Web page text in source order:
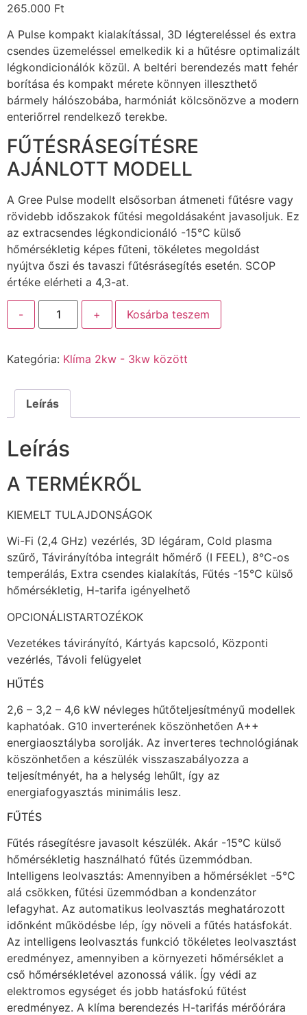
265.000 Ft
A Pulse kompakt kialakítással, 3D légtereléssel és extra
csendes üzemeléssel emelkedik ki a hűtésre optimalizált
légkondicionálók közül. A beltéri berendezés matt fehér
borítása és kompakt mérete könnyen illeszthető
bármely hálószobába, harmóniát kölcsönözve a modern
enteriőrrel rendelkező terekbe.
FŰTÉSRÁSEGÍTÉSRE
AJÁNLOTT MODELL
A Gree Pulse modellt elsősorban átmeneti fűtésre vagy
rövidebb időszakok fűtési megoldásaként javasoljuk. Ez
az extracsendes légkondicionáló -15°C külső
hőmérsékletig képes fűteni, tökéletes megoldást
nyújtva őszi és tavaszi fűtésrásegítés esetén. SCOP
értéke elérheti a 4,3-at.
- + Kosárba teszem
Kategória: Klíma 2kw - 3kw között
Leírás
Leírás
A TERMÉKRŐL
KIEMELT TULAJDONSÁGOK
Wi-Fi (2,4 GHz) vezérlés, 3D légáram, Cold plasma
szűrő, Távirányítóba integrált hőmérő (I FEEL), 8°C-os
temperálás, Extra csendes kialakítás, Fűtés -15°C külső
hőmérsékletig, H-tarifa igényelhető
OPCIONÁLISTARTOZÉKOK
Vezetékes távirányító, Kártyás kapcsoló, Központi
vezérlés, Távoli felügyelet
HŰTÉS
2,6 – 3,2 – 4,6 kW névleges hűtőteljesítményű modellek
kaphatóak. G10 inverterének köszönhetően A++
energiaosztályba sorolják. Az inverteres technológiának
köszönhetően a készülék visszaszabályozza a
teljesítményét, ha a helység lehűlt, így az
energiafogyasztás minimális lesz.
FŰTÉS
Fűtés rásegítésre javasolt készülék. Akár -15°C külső
hőmérsékletig használható fűtés üzemmódban.
Intelligens leolvasztás: Amennyiben a hőmérséklet -5°C
alá csökken, fűtési üzemmódban a kondenzátor
lefagyhat. Az automatikus leolvasztás meghatározott
időnként működésbe lép, így növeli a fűtés hatásfokát.
Az intelligens leolvasztás funkció tökéletes leolvasztást
eredményez, amennyiben a környezeti hőmérséklet a
cső hőmérsékletével azonossá válik. Így védi az
elektromos egységet és jobb hatásfokú fűtést
eredményez. A klíma berendezés H-tarifás mérőórára